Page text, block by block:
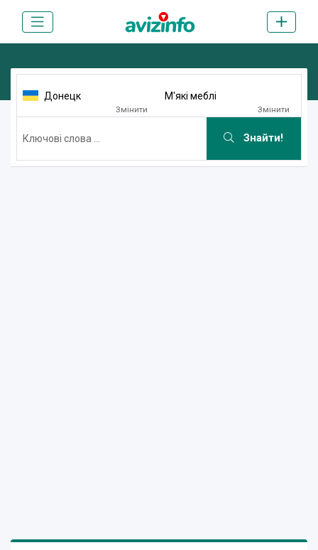
Донецк
Змінити
М'які меблі
Змінити
Знайти!